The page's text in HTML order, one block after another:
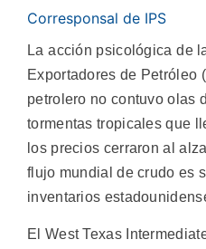
Corresponsal de IPS
La acción psicológica
Exportadores de Petróleo
petrolero no contuvo olas
tormentas tropicales que
los precios cerraron al
flujo mundial de crudo es
inventarios
El West Texas